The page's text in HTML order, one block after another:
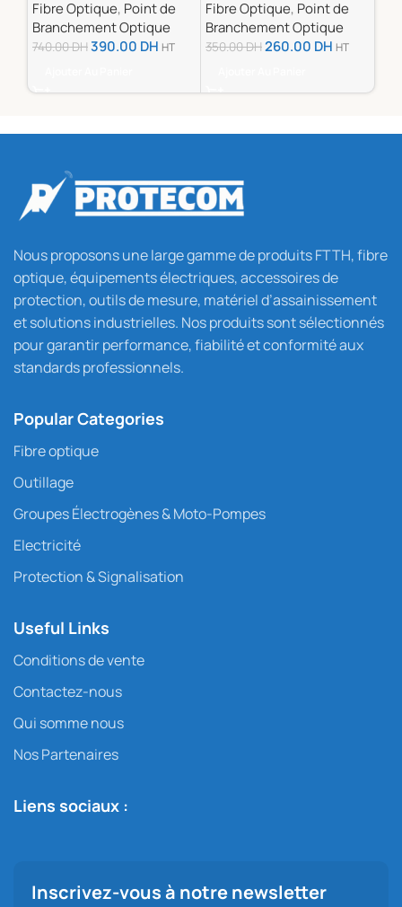
16FO
Fibre Optique, Point de
Branchement Optique
740.00DH390.00 DH HT
Fibre Optique, Point de
Branchement Optique
350.00DH260.00 DH HT
Nous proposons une large gamme de produits FTTH, fibre
optique, équipements électriques, accessoires de
protection, outils de mesure, matériel d’assainissement
et solutions industrielles. Nos produits sont sélectionnés
pour garantir performance, fiabilité et conformité aux
standards professionnels.
Popular Categories
Fibre optique
Outillage
Groupes Électrogènes & Moto-Pompes
Electricité
Protection & Signalisation
Useful Links
Conditions de vente
Contactez-nous
Qui somme nous
Nos Partenaires
Liens sociaux :
Inscrivez-vous à notre newsletter